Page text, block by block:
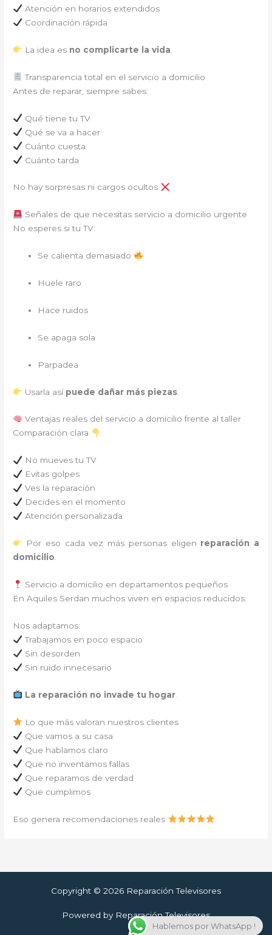
Atención en horarios extendidos
Coordinación rápida
La idea es no complicarte la vida
Transparencia total en el servicio a domicilio
Antes de reparar, siempre sabes:
Qué tiene tu TV
Qué se va a hacer
Cuánto cuesta
Cuánto tarda
No hay sorpresas ni cargos ocultos
Señales de que necesitas servicio a domicilio urgente
No esperes si tu TV:
Se calienta demasiado
Huele raro
Hace ruidos
Se apaga sola
Parpadea
Usarla así puede dañar más piezas.
Ventajas reales del servicio a domicilio frente al taller
Comparación clara
No mueves tu TV
Evitas golpes
Ves la reparación
Decides en el momento
Atención personalizada
Por eso cada vez más personas eligen reparación a
domicilio
Servicio a domicilio en departamentos pequeños
En Aquiles Serdan muchos viven en espacios reducidos.
Nos adaptamos:
Trabajamos en poco espacio
Sin desorden
Sin ruido innecesario
La reparación no invade tu hogar.
Lo que más valoran nuestros clientes
Que vamos a su casa
Que hablamos claro
Que no inventamos fallas
Que reparamos de verdad
Que cumplimos
Eso genera recomendaciones reales
Copyright © 2026 Reparación Televisores
Powered by Reparación Televisores
Hablemos por WhatsApp !